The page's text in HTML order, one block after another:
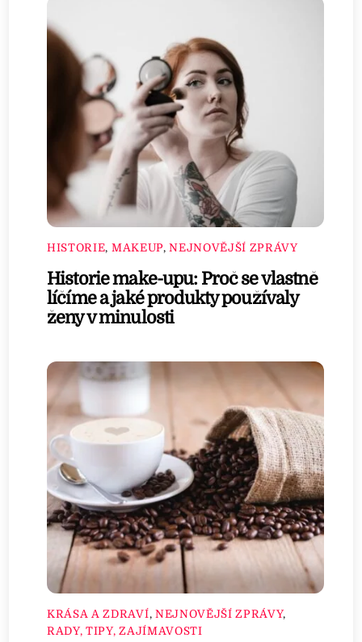
HISTORIE, MAKEUP,NEJNOVĚJŠÍ ZPRÁVY
Historie make-upu: Proč se vlastně
líčíme a jaké produkty používaly
ženy v minulosti
KRÁSA A ZDRAVÍ, NEJNOVĚJŠÍ ZPRÁVY,
RADY, TIPY, ZAJÍMAVOSTI